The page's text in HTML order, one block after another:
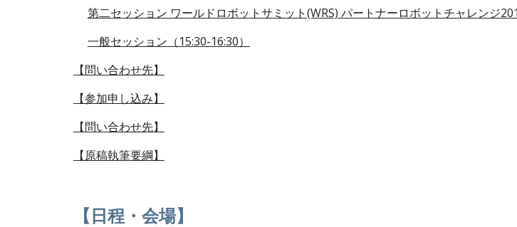
第二セッション ワールドロボットサミット(WRS) パートナーロボットチャレンジ
一般セッション（15:30-16:30）
【問い合わせ先】
【参加申し込み】
【問い合わせ先】
【原稿執筆要綱】
【日程・会場】